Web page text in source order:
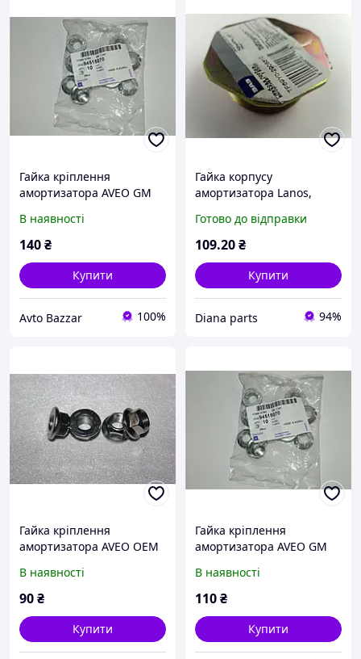
Гайка кріплення
амортизатора AVEO GM
В наявності
140₴
Купити
Avto Bazzar 100%
Гайка корпусу
амортизатора Lanos,
(TF69Y0-2905610)
Готово до відправки
109.20₴
Купити
Diana parts 94%
Гайка кріплення
амортизатора AVEO OEM
В наявності
90₴
Купити
Гайка кріплення
амортизатора AVEO GM
В наявності
110₴
Купити